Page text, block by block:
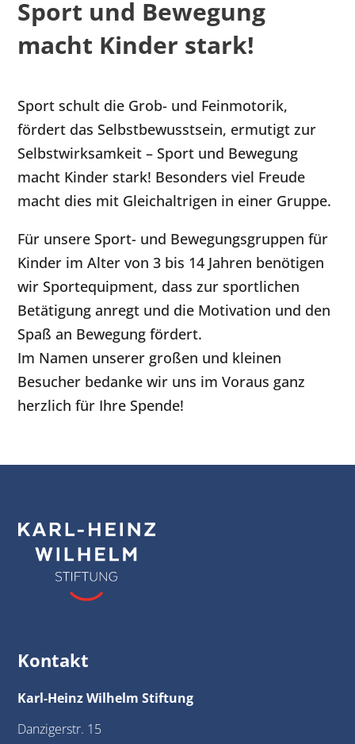
Sport und Bewegung
macht Kinder stark!
Sport schult die Grob- und Feinmotorik,
fördert das Selbstbewusstsein, ermutigt zur
Selbstwirksamkeit – Sport und Bewegung
macht Kinder stark! Besonders viel Freude
macht dies mit Gleichaltrigen in einer Gruppe.
Für unsere Sport- und Bewegungsgruppen für
Kinder im Alter von 3 bis 14 Jahren benötigen
wir Sportequipment, dass zur sportlichen
Betätigung anregt und die Motivation und den
Spaß an Bewegung fördert.
Im Namen unserer großen und kleinen
Besucher bedanke wir uns im Voraus ganz
herzlich für Ihre Spende!
Kontakt
Karl-Heinz Wilhelm Stiftung
Danzigerstr. 15